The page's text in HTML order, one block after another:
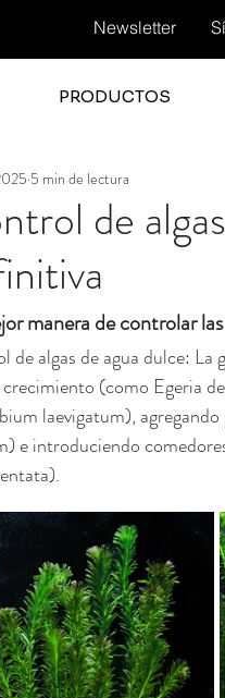
Newsletter
PRODUCTOS
de
5 min de lectura
manera de controlar
de algas de agua dulce:
(como Egeria
laevigatum),
e introduciendo